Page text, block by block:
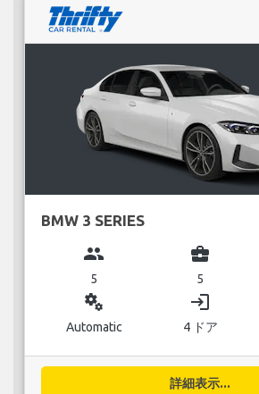
BMW 3 SERIES
group
5
business_center
5
miscellaneous_services
Automatic
login
4 ドア
詳細表示...